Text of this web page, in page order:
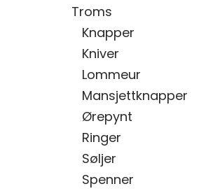
Troms
Knapper
Kniver
Lommeur
Mansjettknapper
Ørepynt
Ringer
Søljer
Spenner